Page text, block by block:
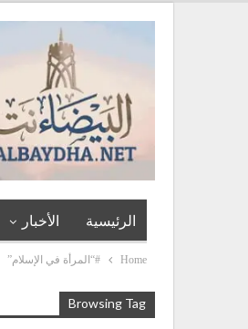
الرئيسية الأخبار
Home #“المرأة في الإسلام”
Browsing Tag